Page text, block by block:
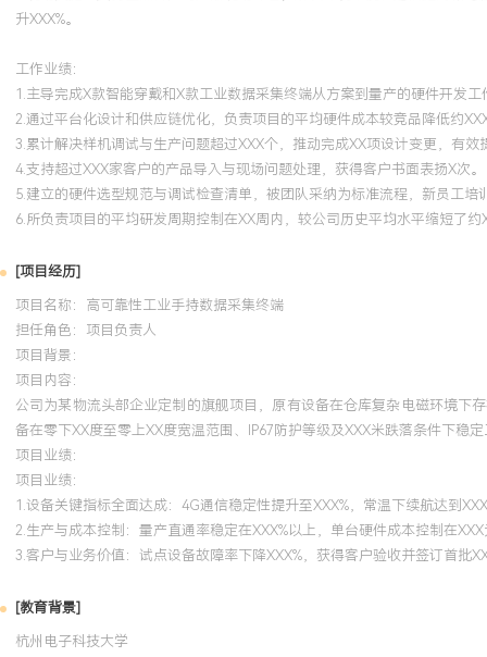
升XXX%。
工作业绩：
1.主导完成X款智能穿戴和X款工业数据采集终端从方案到量产的硬件开发
2.通过平台化设计和供应链优化，负责项目的平均硬件成本较竞品降低约
3.累计解决样机调试与生产问题超过XXX个，推动完成XX项设计变更，有效
4.支持超过XXX家客户的产品导入与现场问题处理，获得客户书面表扬X次。
5.建立的硬件选型规范与调试检查清单，被团队采纳为标准流程，新员工培
6.所负责项目的平均研发周期控制在XX周内，较公司历史平均水平缩短了约
[项目经历]
项目名称：高可靠性工业手持数据采集终端
担任角色： 项目负责人
项目背景：
项目内容：
公司为某物流头部企业定制的旗舰项目，原有设备在仓库复杂电磁环境下
备在零下XX度至零上XX度宽温范围、IP67防护等级及XXX米跌落条件下稳
项目业绩：
项目业绩：
1.设备关键指标全面达成：4G通信稳定性提升至XXX%，常温下续航达到
2.生产与成本控制：量产直通率稳定在XXX%以上，单台硬件成本控制在
3.客户与业务价值：试点设备故障率下降XXX%，获得客户验收并签订首批
[教育背景]
杭州电子科技大学